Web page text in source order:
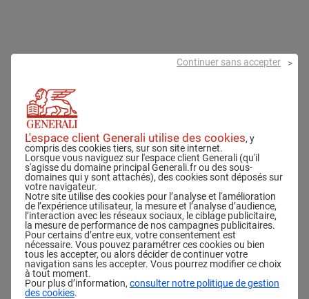
L'espace client Generali utilise des cookies, y
compris des cookies tiers, sur son site internet.
Lorsque vous naviguez sur l'espace client Generali (qu'il
s'agisse du domaine principal Generali.fr ou des sous-
domaines qui y sont attachés), des cookies sont déposés sur
votre navigateur.
Notre site utilise des cookies pour l’analyse et l'amélioration
de l’expérience utilisateur, la mesure et l’analyse d’audience,
l’interaction avec les réseaux sociaux, le ciblage publicitaire,
la mesure de performance de nos campagnes publicitaires.
Pour certains d’entre eux, votre consentement est
nécessaire. Vous pouvez paramétrer ces cookies ou bien
tous les accepter, ou alors décider de continuer votre
navigation sans les accepter. Vous pourrez modifier ce choix
à tout moment.
Pour plus d’information, consulter notre politique de gestion
des cookies.
Continuer sans accepter